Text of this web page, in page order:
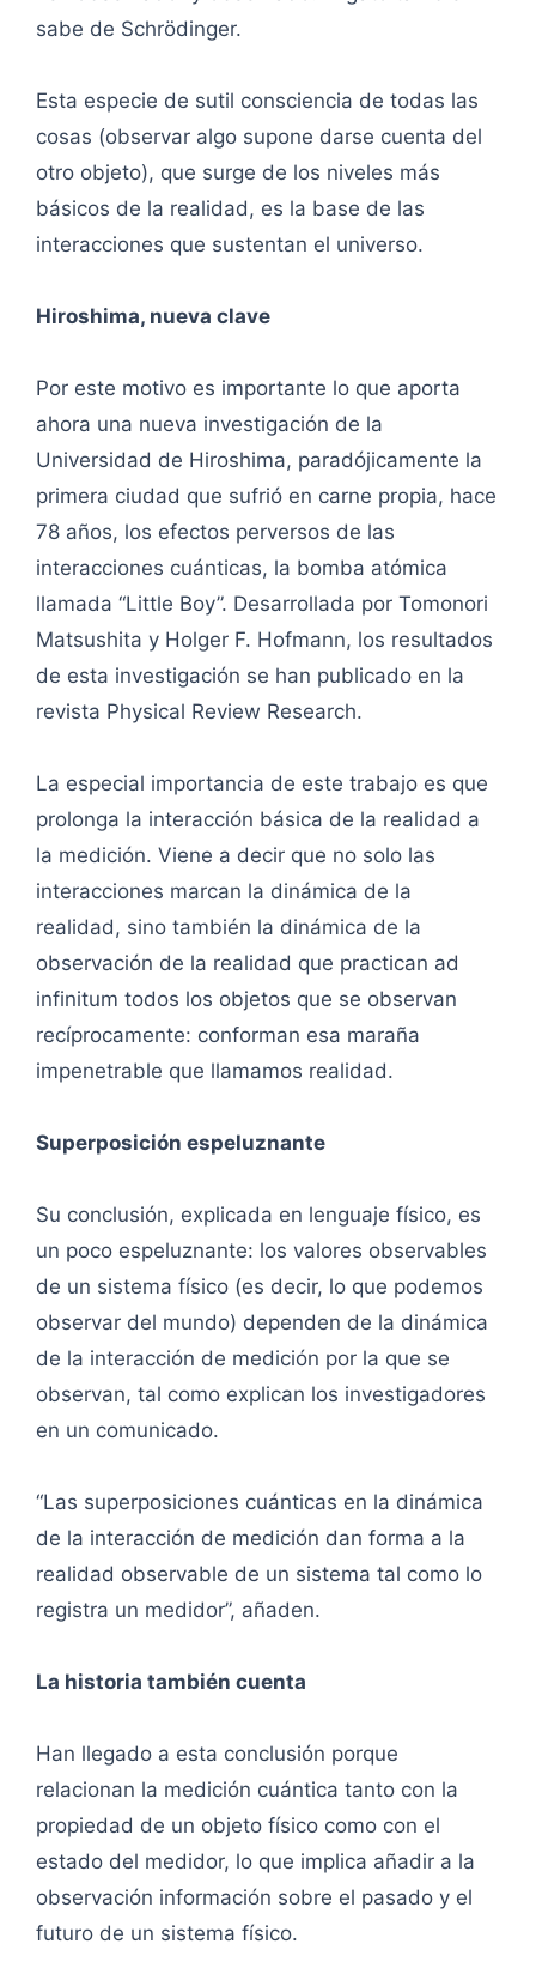
sabe de Schrödinger.
Esta especie de sutil consciencia de todas las
cosas (observar algo supone darse cuenta del
otro objeto), que surge de los niveles más
básicos de la realidad, es la base de las
interacciones que sustentan el universo.
Hiroshima, nueva clave
Por este motivo es importante lo que aporta
ahora una nueva investigación de la
Universidad de Hiroshima, paradójicamente la
primera ciudad que sufrió en carne propia, hace
78 años, los efectos perversos de las
interacciones cuánticas, la bomba atómica
llamada “Little Boy”. Desarrollada por Tomonori
Matsushita y Holger F. Hofmann, los resultados
de esta investigación se han publicado en la
revista Physical Review Research.
La especial importancia de este trabajo es que
prolonga la interacción básica de la realidad a
la medición. Viene a decir que no solo las
interacciones marcan la dinámica de la
realidad, sino también la dinámica de la
observación de la realidad que practican ad
infinitum todos los objetos que se observan
recíprocamente: conforman esa maraña
impenetrable que llamamos realidad.
Superposición espeluznante
Su conclusión, explicada en lenguaje físico, es
un poco espeluznante: los valores observables
de un sistema físico (es decir, lo que podemos
observar del mundo) dependen de la dinámica
de la interacción de medición por la que se
observan, tal como explican los investigadores
en un comunicado.
“Las superposiciones cuánticas en la dinámica
de la interacción de medición dan forma a la
realidad observable de un sistema tal como lo
registra un medidor”, añaden.
La historia también cuenta
Han llegado a esta conclusión porque
relacionan la medición cuántica tanto con la
propiedad de un objeto físico como con el
estado del medidor, lo que implica añadir a la
observación información sobre el pasado y el
futuro de un sistema físico.